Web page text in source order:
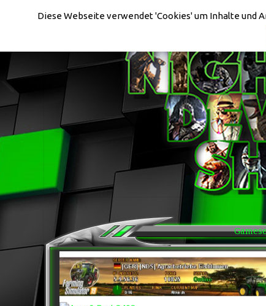
Diese Webseite verwendet 'Cookies' um Inhalte und